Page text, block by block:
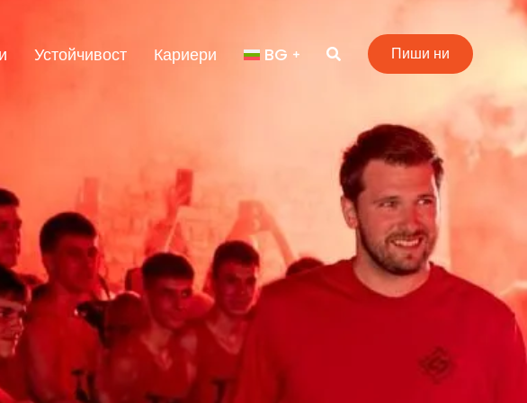
Устойчивост Кариери BG Пиши ни